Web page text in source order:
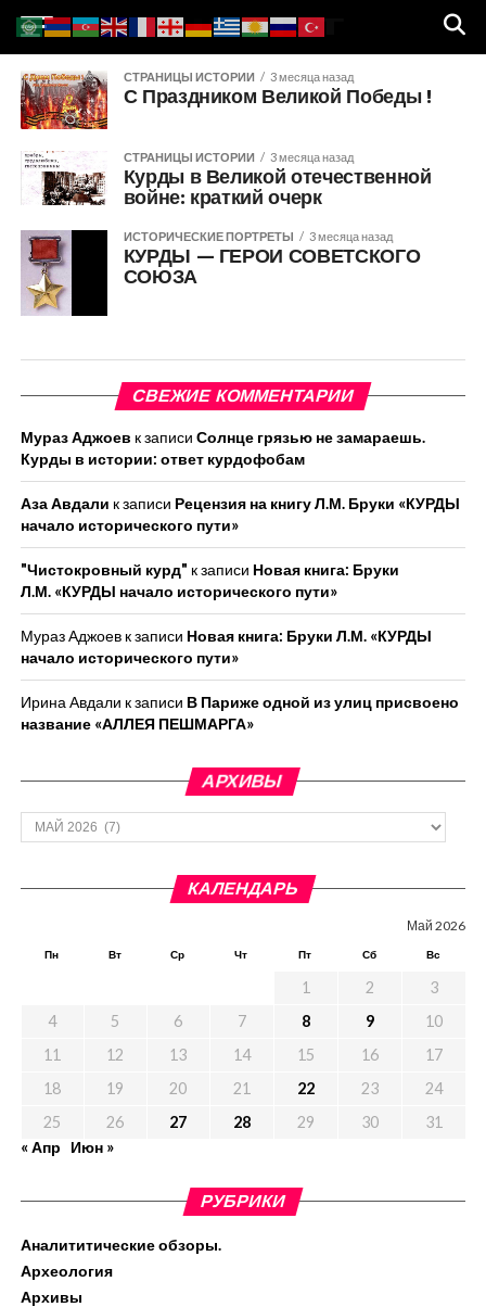
СТРАНИЦЫ ИСТОРИИ 3 месяца назад
С Праздником Великой Победы !
СТРАНИЦЫ ИСТОРИИ 3 месяца назад
Курды в Великой отечественной
войне: краткий очерк
ИСТОРИЧЕСКИЕ ПОРТРЕТЫ 3 месяца назад
КУРДЫ — ГЕРОИ СОВЕТСКОГО
СОЮЗА
СВЕЖИЕ КОММЕНТАРИИ
Мураз Аджоев к записи Солнце грязью не замараешь.
Курды в истории: ответ курдофобам
Аза Авдали к записи Рецензия на книгу Л.М. Бруки «КУРДЫ
начало исторического пути»
"Чистокровный курд" к записи Новая книга: Бруки
Л.М. «КУРДЫ начало исторического пути»
Мураз Аджоевк записи Новая книга: Бруки Л.М. «КУРДЫ
начало исторического пути»
Ирина Авдали к записи В Париже одной из улиц присвоено
название «АЛЛЕЯ ПЕШМАРГА»
АРХИВЫ
Архивы
КАЛЕНДАРЬ
Май 2026
Пн Вт Ср Чт Пт Сб Вс
1 2
3
4
5 6 7 8 9
10
11
12 13 14 15 16
17
18
19 20 21 22 23
24
25
26 27 28 29 30
31
« Апр
Июн »
РУБРИКИ
Аналититические обзоры.
Археология
Архивы